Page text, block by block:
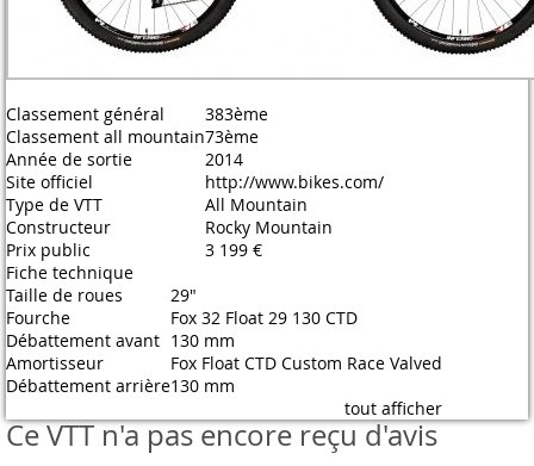
Classement général
383ème
Classement all mountain73ème
Année de sortie
2014
Site officiel
http://www.bikes.com/
Type de VTT
All Mountain
Constructeur
Rocky Mountain
Prix public
3 199 €
Fiche technique
Taille de roues
29"
Fourche
Fox 32 Float 29 130 CTD
Débattement avant 130 mm
Amortisseur
Fox Float CTD Custom Race Valved
Débattement arrière130 mm
tout afficher
Ce VTT n'a pas encore reçu d'avis